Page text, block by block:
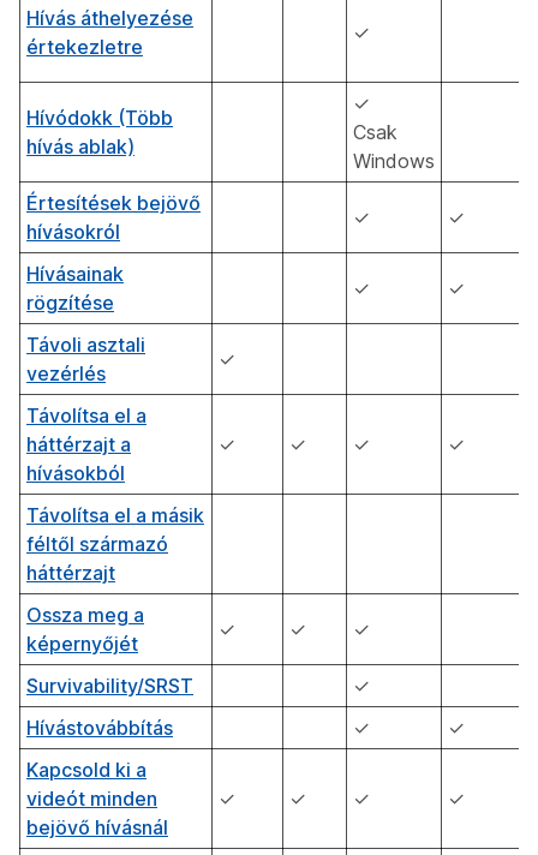
Hívás áthelyezése
értekezletre
✓
Hívódokk (Több
hívás ablak)
✓
Csak
Windows
Értesítések bejövő
hívásokról
✓ ✓
Hívásainak
rögzítése
✓ ✓
Távoli asztali
vezérlés
✓
Távolítsa el a
háttérzajt a
hívásokból
✓ ✓ ✓ ✓
Távolítsa el a másik
féltől származó
háttérzajt
Ossza meg a
képernyőjét
✓ ✓ ✓
Survivability/SRST
✓
Hívástovábbítás
✓
✓
Kapcsold ki a
videót minden
bejövő hívásnál
✓ ✓ ✓ ✓